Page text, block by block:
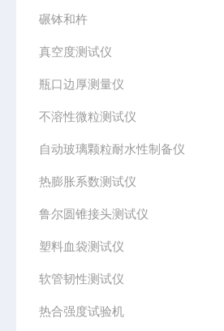
碾钵和杵
真空度测试仪
瓶口边厚测量仪
不溶性微粒测试仪
自动玻璃颗粒耐水性制备仪
热膨胀系数测试仪
鲁尔圆锥接头测试仪
塑料血袋测试仪
软管韧性测试仪
热合强度试验机